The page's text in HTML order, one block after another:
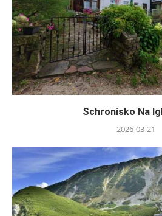
Schronisko Na
2026-03-21